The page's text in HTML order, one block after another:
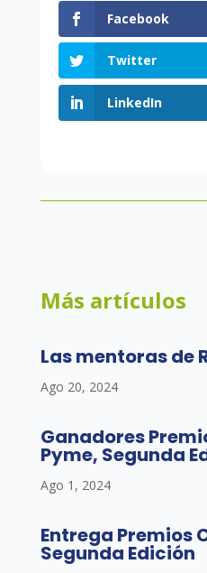
Facebook
Twitter
LinkedIn
Más artículos
Las mentoras de
Ago 20, 2024
Ganadores
Pyme, Segunda
Ago 1, 2024
Entrega Premios
Segunda Edición